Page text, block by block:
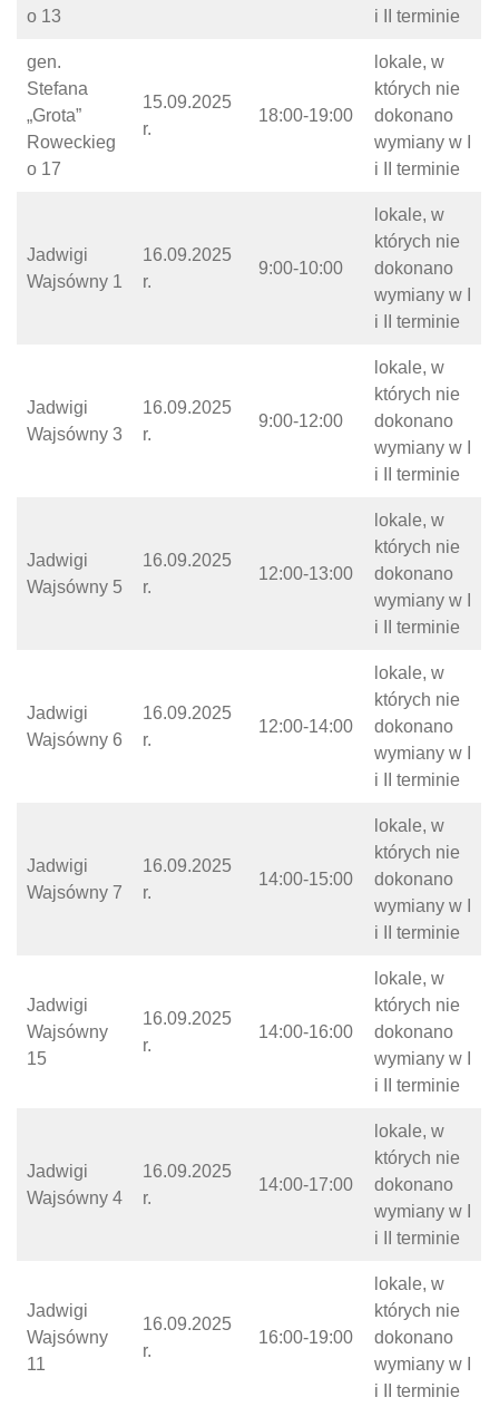
o 13
i II terminie
gen.
Stefana
„Grota”
Roweckieg
o 17
15.09.2025
r.
18:00-19:00
lokale, w
których nie
dokonano
wymiany w I
i II terminie
Jadwigi
Wajsówny 1
16.09.2025
r.
9:00-10:00
lokale, w
których nie
dokonano
wymiany w I
i II terminie
Jadwigi
Wajsówny 3
16.09.2025
r.
9:00-12:00
lokale, w
których nie
dokonano
wymiany w I
i II terminie
Jadwigi
Wajsówny 5
16.09.2025
r.
12:00-13:00
lokale, w
których nie
dokonano
wymiany w I
i II terminie
Jadwigi
Wajsówny 6
16.09.2025
r.
12:00-14:00
lokale, w
których nie
dokonano
wymiany w I
i II terminie
Jadwigi
Wajsówny 7
16.09.2025
r.
14:00-15:00
lokale, w
których nie
dokonano
wymiany w I
i II terminie
Jadwigi
Wajsówny
15
16.09.2025
r.
14:00-16:00
lokale, w
których nie
dokonano
wymiany w I
i II terminie
Jadwigi
Wajsówny 4
16.09.2025
r.
14:00-17:00
lokale, w
których nie
dokonano
wymiany w I
i II terminie
Jadwigi
Wajsówny
11
16.09.2025
r.
16:00-19:00
lokale, w
których nie
dokonano
wymiany w I
i II terminie